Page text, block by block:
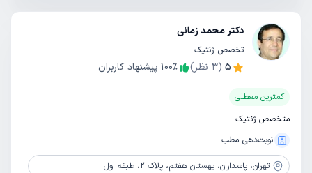
دکتر محمد زمانی
تخصص ژنتیک
5
(
3 نظر) 100٪ پیشنهاد کاربران
کمترین معطلی
متخصص ژنتیک
نوبت‌دهی مطب
تهران، پاسداران، بهستان هفتم، پلاک 2، طبقه اول